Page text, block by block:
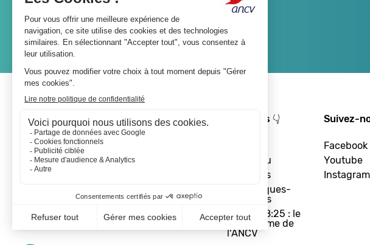
A propos 👇
Le réseau
Les actus
Les Chèques-
Vacances
Départ 18:25 : le
programme de
l'ANCV
Suivez-
Facebook
Youtube
Instagram